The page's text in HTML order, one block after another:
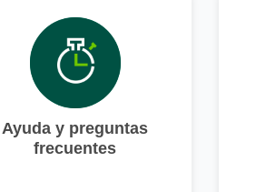
Ayuda y preguntas
frecuentes